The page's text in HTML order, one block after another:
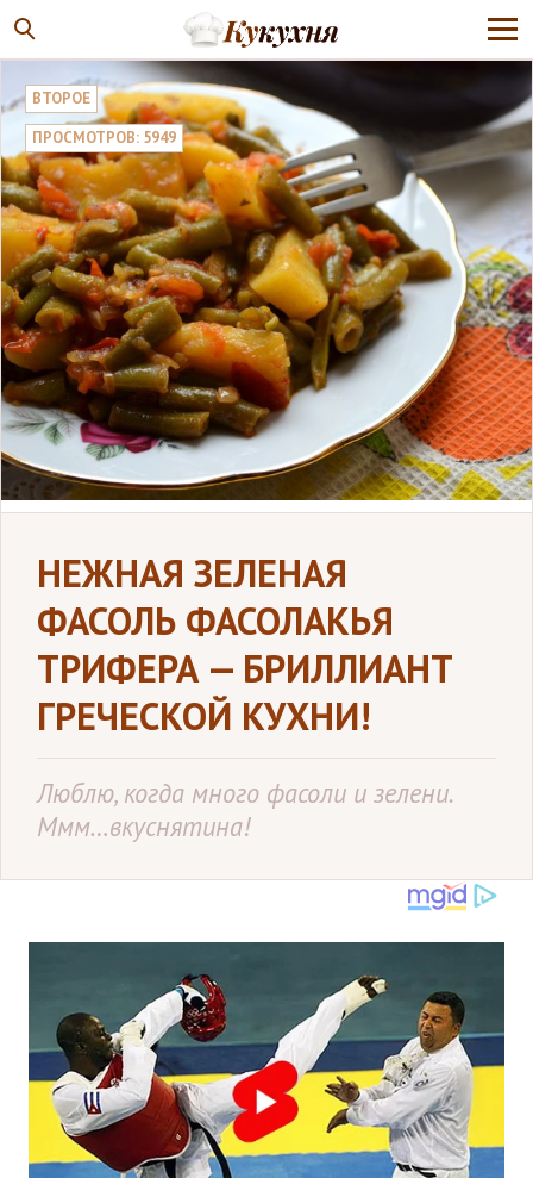
ВТОРОЕ
ПРОСМОТРОВ: 5949
НЕЖНАЯ ЗЕЛЕНАЯ
ФАСОЛЬ ФАСОЛАКЬЯ
ТРИФЕРА — БРИЛЛИАНТ
ГРЕЧЕСКОЙ КУХНИ!
Люблю, когда много фасоли и зелени.
Ммм…вкуснятина!